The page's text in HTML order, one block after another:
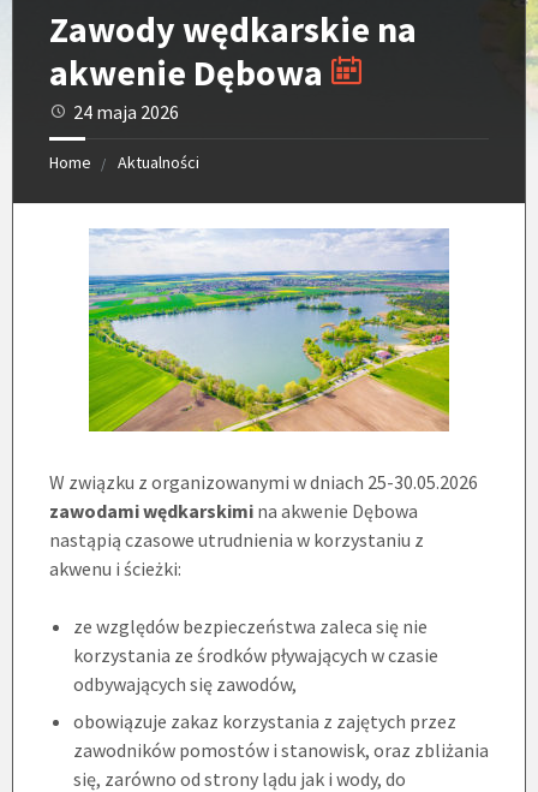
Zawody wędkarskie na
akwenie Dębowa
24 maja 2026
Home Aktualności
W związku z organizowanymi w dniach 25-30.05.2026
zawodami wędkarskimi na akwenie Dębowa
nastąpią czasowe utrudnienia w korzystaniu z
akwenu i ścieżki:
ze względów bezpieczeństwa zaleca się nie
korzystania ze środków pływających w czasie
odbywających się zawodów,
obowiązuje zakaz korzystania z zajętych przez
zawodników pomostów i stanowisk, oraz zbliżania
się, zarówno od strony lądu jak i wody, do